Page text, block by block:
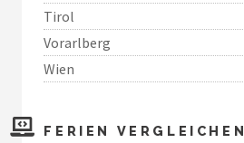
Tirol
Vorarlberg
Wien
FERIEN VERGLEICHEN